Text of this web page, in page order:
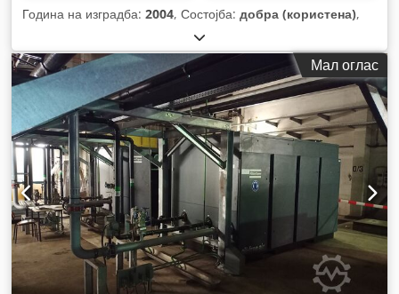
Година на изградба: 2004, Состојба: добра (користена),
Мал оглас